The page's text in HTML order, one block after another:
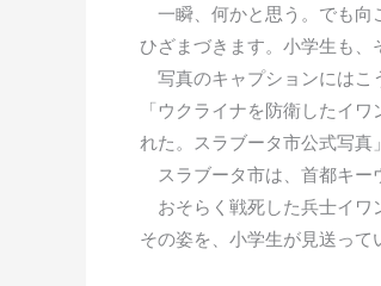
一瞬、何かと思う。でも向
ひざまづきます。小学生も、
写真のキャプションにはこ
「ウクライナを防衛したイ
れた。スラブータ市公式写真」
スラブータ市は、首都キー
おそらく戦死した兵士イワ
その姿を、小学生が見送って